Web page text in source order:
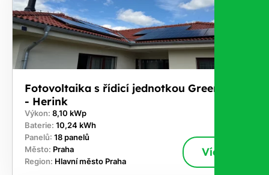
Fotovoltaika s řídicí jednotkou GreenBox
- Herink
Výkon: 8,10 kWp
Baterie: 10,24 kWh
Panelů: 18 panelů
Město: Praha
Region: Hlavní město Praha
Více